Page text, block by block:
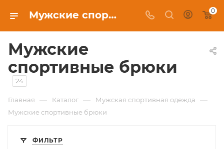
Мужские спортивные брюки в Красноярске, купить в интернет-магазине c бесплатной доставкой 0
Мужские
спортивные брюки
24
Главная — Каталог — Мужская спортивная одежда —
Мужские спортивные брюки
ФИЛЬТР